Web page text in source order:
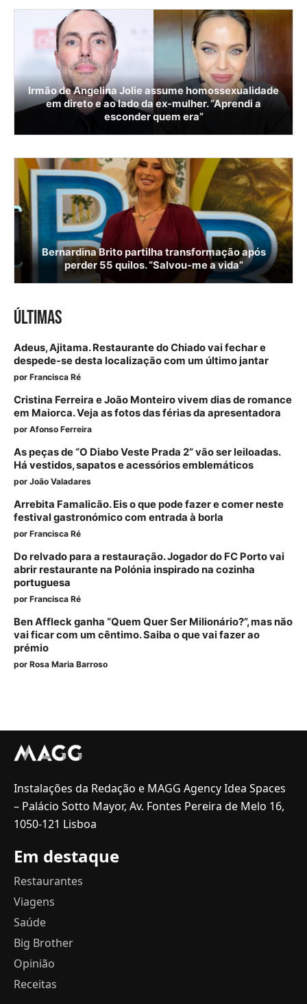
Irmão de Angelina Jolie assume homossexualidade
em direto e ao lado da ex-mulher. “Aprendi a
esconder quem era”
Bernardina Brito partilha transformação após
perder 55 quilos. “Salvou-me a vida”
ÚLTIMAS
Adeus, Ajitama. Restaurante do Chiado vai fechar e
despede-se desta localização com um último jantar
por Francisca Ré
Cristina Ferreira e João Monteiro vivem dias de romance
em Maiorca. Veja as fotos das férias da apresentadora
por Afonso Ferreira
As peças de “O Diabo Veste Prada 2” vão ser leiloadas.
Há vestidos, sapatos e acessórios emblemáticos
por João Valadares
Arrebita Famalicão. Eis o que pode fazer e comer neste
festival gastronómico com entrada à borla
por Francisca Ré
Do relvado para a restauração. Jogador do FC Porto vai
abrir restaurante na Polónia inspirado na cozinha
portuguesa
por Francisca Ré
Ben Affleck ganha “Quem Quer Ser Milionário?”, mas não
vai ficar com um cêntimo. Saiba o que vai fazer ao
prémio
por Rosa Maria Barroso
Instalações da Redação e MAGG Agency Idea Spaces
– Palácio Sotto Mayor, Av. Fontes Pereira de Melo 16,
1050-121 Lisboa
Em destaque
Restaurantes
Viagens
Saúde
Big Brother
Opinião
Receitas